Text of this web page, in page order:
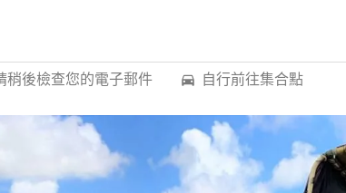
稍後檢查您的電子郵件 自行前往集合點